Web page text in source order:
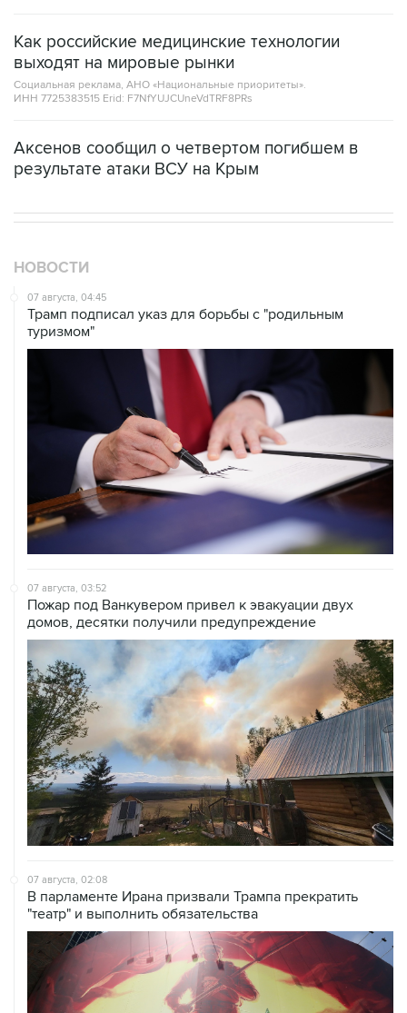
Как российские медицинские технологии
выходят на мировые рынки
Социальная реклама, АНО «Национальные приоритеты».
ИНН 7725383515 Erid: F7NfYUJCUneVdTRF8PRs
Аксенов сообщил о четвертом погибшем в
результате атаки ВСУ на Крым
НОВОСТИ
07 августа, 04:45
Трамп подписал указ для борьбы с "родильным
туризмом"
07 августа, 03:52
Пожар под Ванкувером привел к эвакуации двух
домов, десятки получили предупреждение
07 августа, 02:08
В парламенте Ирана призвали Трампа прекратить
"театр" и выполнить обязательства